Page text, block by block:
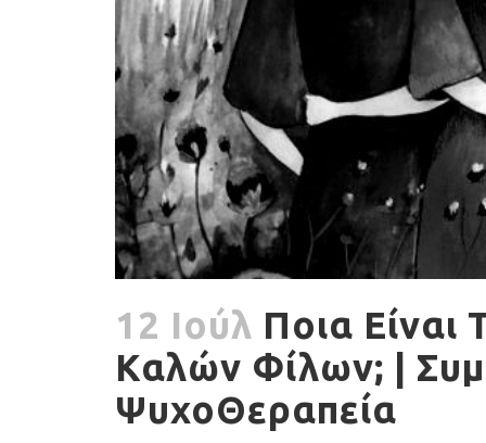
12 Ιούλ Ποια
Καλών Φίλων; |
ΨυχοΘεραπεία